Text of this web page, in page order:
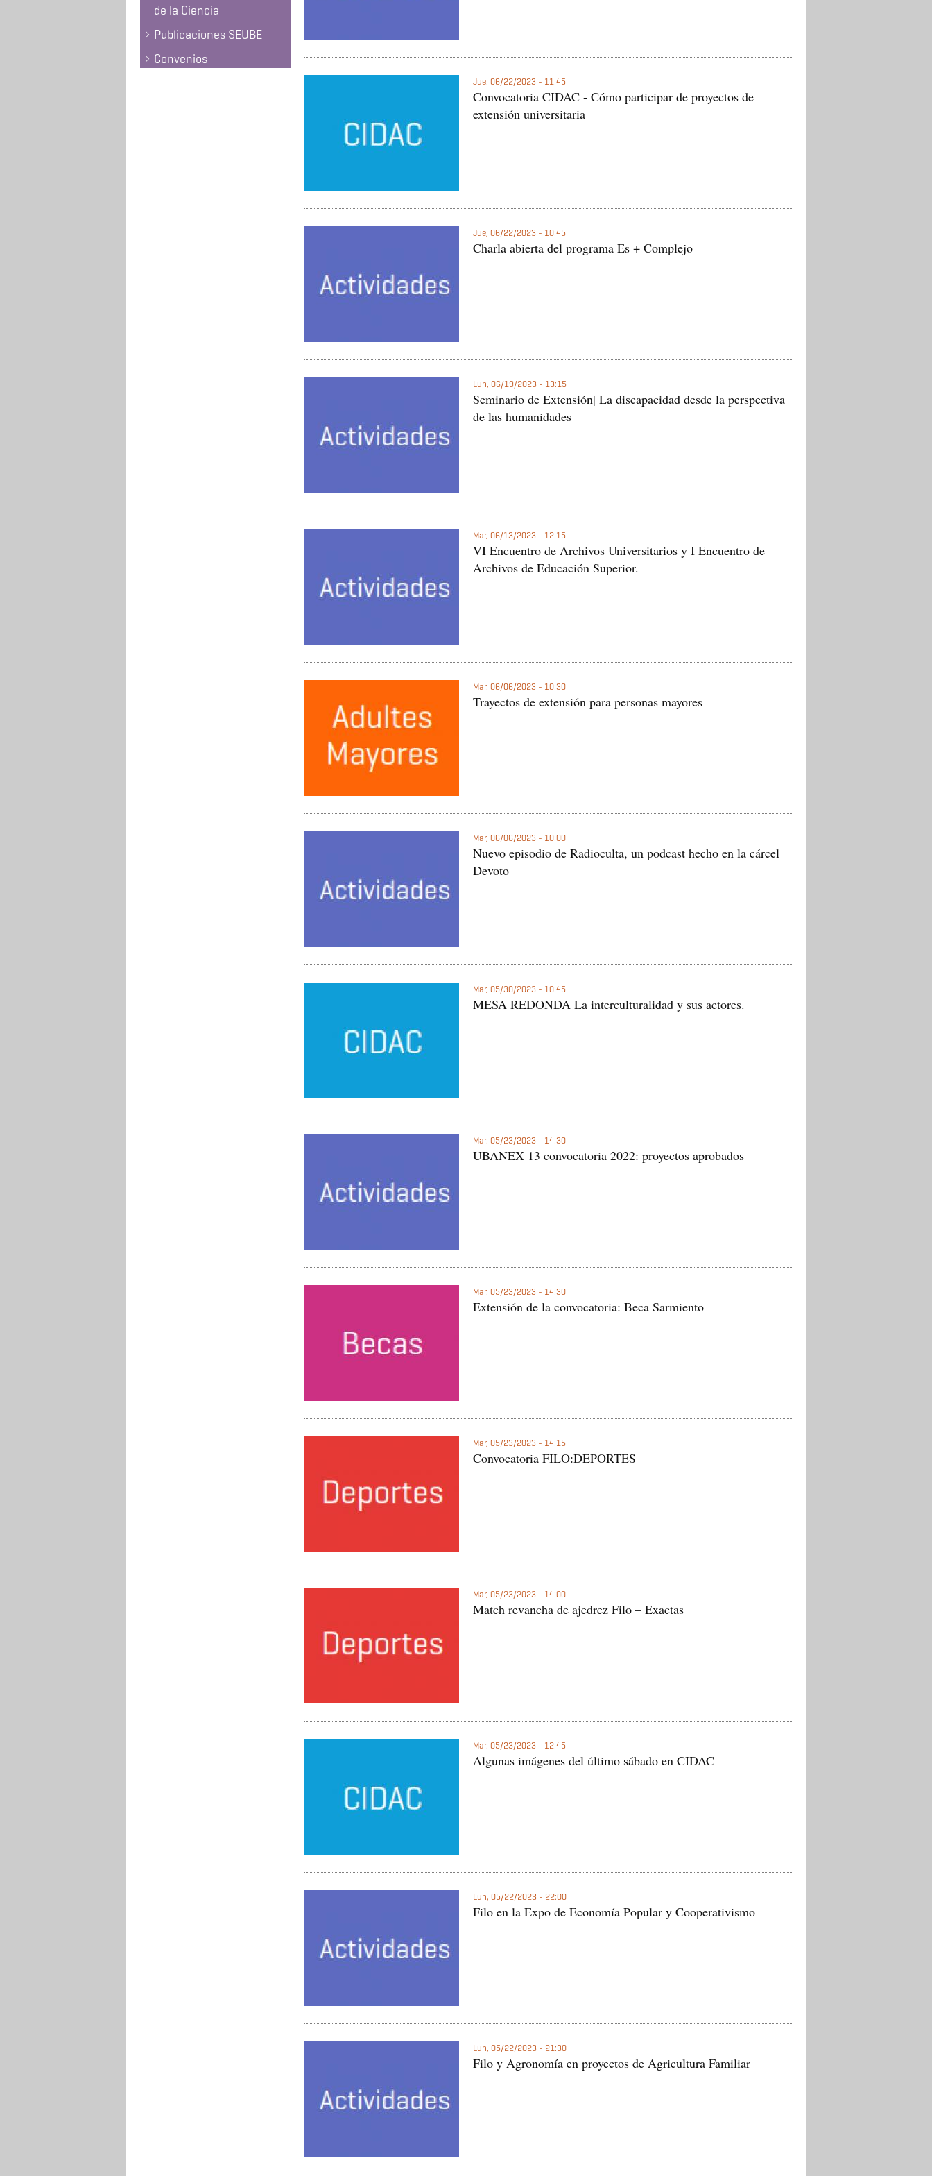
de la Ciencia
Publicaciones SEUBE
Convenios
Jue, 06/22/2023 - 11:45
Convocatoria CIDAC - Cómo participar de proyectos de
extensión universitaria
Jue, 06/22/2023 - 10:45
Charla abierta del programa Es + Complejo
Lun, 06/19/2023 - 13:15
Seminario de Extensión| La discapacidad desde la perspectiva
de las humanidades
Mar, 06/13/2023 - 12:15
VI Encuentro de Archivos Universitarios y I Encuentro de
Archivos de Educación Superior.
Mar, 06/06/2023 - 10:30
Trayectos de extensión para personas mayores
Mar, 06/06/2023 - 10:00
Nuevo episodio de Radioculta, un podcast hecho en la cárcel
Devoto
Mar, 05/30/2023 - 10:45
MESA REDONDA La interculturalidad y sus actores.
Mar, 05/23/2023 - 14:30
UBANEX 13 convocatoria 2022: proyectos aprobados
Mar, 05/23/2023 - 14:30
Extensión de la convocatoria: Beca Sarmiento
Mar, 05/23/2023 - 14:15
Convocatoria FILO:DEPORTES
Mar, 05/23/2023 - 14:00
Match revancha de ajedrez Filo – Exactas
Mar, 05/23/2023 - 12:45
Algunas imágenes del último sábado en CIDAC
Lun, 05/22/2023 - 22:00
Filo en la Expo de Economía Popular y Cooperativismo
Lun, 05/22/2023 - 21:30
Filo y Agronomía en proyectos de Agricultura Familiar